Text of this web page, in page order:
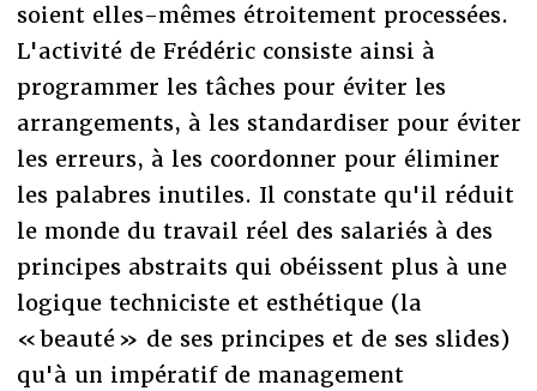
soient elles-mêmes étroitement processées.
L'activité de Frédéric consiste ainsi à
programmer les tâches pour éviter les
arrangements, à les standardiser pour éviter
les erreurs, à les coordonner pour éliminer
les palabres inutiles. Il constate qu'il réduit
le monde du travail réel des salariés à des
principes abstraits qui obéissent plus à une
logique techniciste et esthétique (la
« beauté » de ses principes et de ses slides)
qu'à un impératif de management